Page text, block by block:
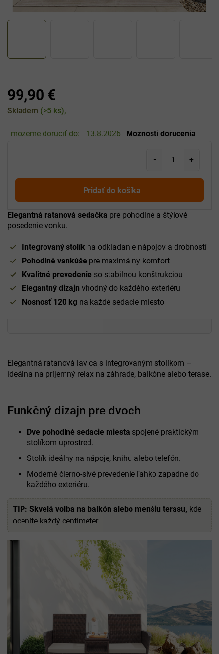
99,90 €
Jednotková
Skladem (>5 ks)
môžeme doručiť do: 13.8.2026 Možnosti doručenia
Pridať do košíka
Elegantná ratanová sedačka pre pohodlné a štýlové
posedenie vonku.
Integrovaný stolík na odkladanie nápojov a drobností
Pohodlné vankúše pre maximálny komfort
Kvalitné prevedenie so stabilnou konštrukciou
Elegantný dizajn vhodný do každého exteriéru
Nosnosť 120 kg na každé sedacie miesto
Elegantná ratanová lavica s integrovaným stolíkom –
ideálna na príjemný relax na záhrade, balkóne alebo terase.
Funkčný dizajn pre dvoch
Dve pohodlné sedacie miesta spojené praktickým
stolíkom uprostred.
Stolík ideálny na nápoje, knihu alebo telefón.
Moderné čierno-sivé prevedenie ľahko zapadne do
každého exteriéru.
TIP: Skvelá voľba na balkón alebo menšiu terasu, kde
oceníte každý centimeter.